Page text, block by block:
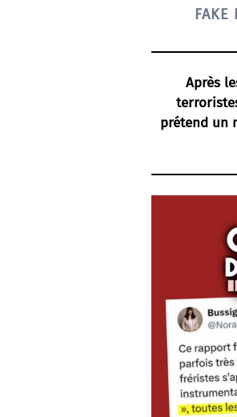
FAKE
Après
prétend un